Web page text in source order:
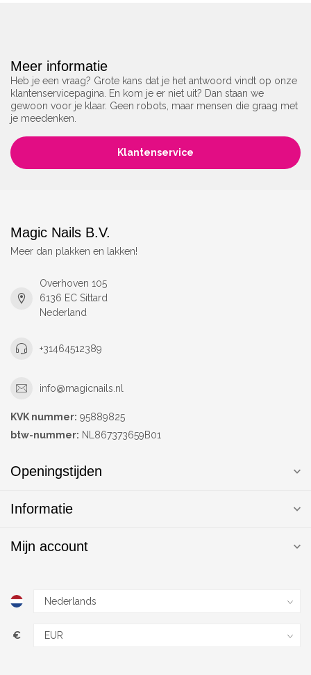
Meer informatie
Heb je een vraag? Grote kans dat je het antwoord vindt op onze
klantenservicepagina. En kom je er niet uit? Dan staan we
gewoon voor je klaar. Geen robots, maar mensen die graag met
je meedenken.
Klantenservice
Magic Nails B.V.
Meer dan plakken en lakken!
Overhoven 105
6136 EC Sittard
Nederland
+31464512389
info@magicnails.nl
KVK nummer: 95889825
btw-nummer: NL867373659B01
Openingstijden
Informatie
Mijn account
€